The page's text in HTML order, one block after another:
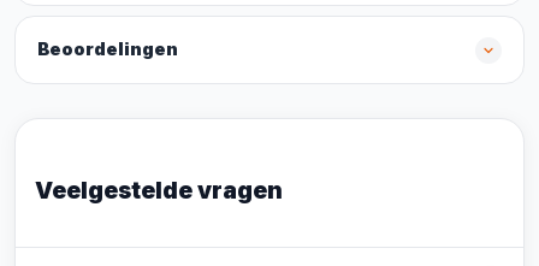
Beoordelingen
Veelgestelde vragen